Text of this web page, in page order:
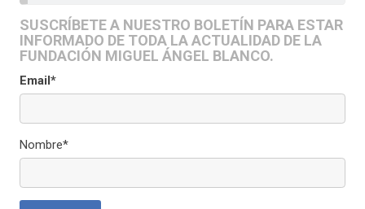
SUSCRÍBETE A NUESTRO BOLETÍN PARA ESTAR
INFORMADO DE TODA LA ACTUALIDAD DE LA
FUNDACIÓN MIGUEL ÁNGEL BLANCO.
Email*
Nombre*